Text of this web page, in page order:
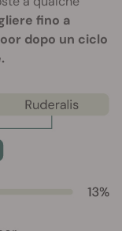
fino a
dopo un ciclo